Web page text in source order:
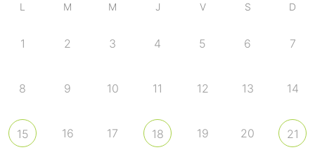
L M M J V S D
1 2 3 4 5 6 7
8 9 10 11 12 13 14
15 16 17 18 19 20 21